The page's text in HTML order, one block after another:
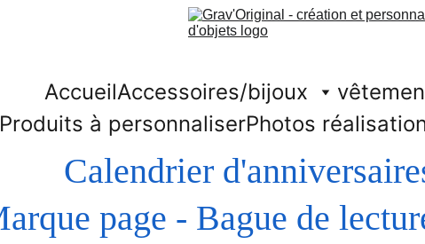
AccueilAccessoires/bijoux
Produits à personnaliserPhotos
Calendrier